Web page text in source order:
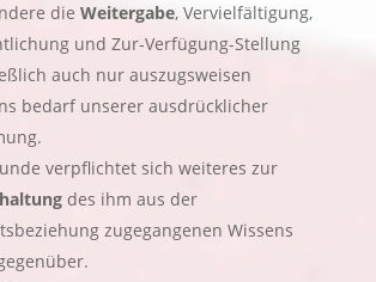
die Weitergabe, Vervielfältigung,
und Zur-Verfügung-Stellung
auch nur auszugsweisen
bedarf unserer ausdrücklicher
verpflichtet sich weiteres zur
des ihm aus der
zugegangenen Wissens